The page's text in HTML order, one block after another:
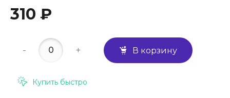
310 ₽
- + В корзину
Купить быстро